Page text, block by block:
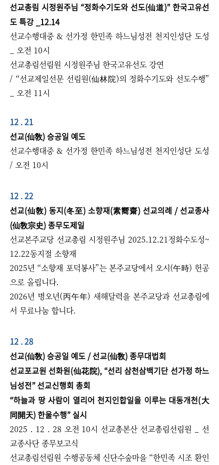
선교총림 시정원주님 “정화수기도와 선도(仙道)” 한국고유선
도 특강 _12.14
선교수행대중 & 선가정 한민족 하느님성전 천지인성단 도성
_ 오전 10시
선교총림선림원 시정원주님 한국고유선도 강연
/ “선교제일선문 선림원(仙林院)의 정화수기도와 선도수행”
_ 오전 11시
12 . 21
선교(仙敎) 승공일 예도
선교수행대중 & 선가정 한민족 하느님성전 천지인성단 도성
/ 오전 10시
12 . 22
선교(仙敎) 동지(冬至) 소향재(素嚮齋) 선교의례 / 선교종사
(仙敎宗史) 종무도제일
선교본주교당 선교총림 시정원주님 2025.12.21정화수도성~
12.22동지절 소향재
2025년 “소향재 포덕봉사”는 본주교당에서 오시(午時) 헌공
으로 올립니다.
2026년 병오년(丙午年) 새해달력을 본주교당과 선교총림에
서 무료나눔 합니다.
12 . 28
선교(仙敎) 승공일 예도 / 선교(仙敎) 종무대법회
선교포교원 선화원(仙花院), “선리 삼천삼백기단 선가정 하느
님성전” 선교신행회 총회
“하늘과 땅 사람이 열리어 천지인합일을 이루는 대동개천(大
同開天) 한울수행” 실시
​2025 . 12 . 28 오전 10시 선교총본산 선교총림선림원 _ 선
교종사단 종무보고식
선교총림선림원 수행공동체 신단수숲마을 “한민족 시조 환인